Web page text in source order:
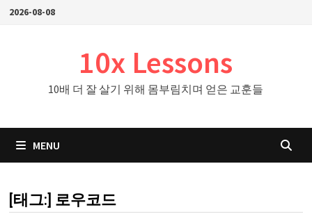
Skip2026-08-08
10x Lessons
10배 더 잘 살기 위해 몸부림치며 얻은 교훈들
MENU
[태그:] 로우코드